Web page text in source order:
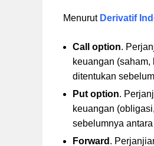
Menurut Derivatif
Call option.
keuangan
ditentukan
Put option.
keuangan
sebelumnya
Forward .